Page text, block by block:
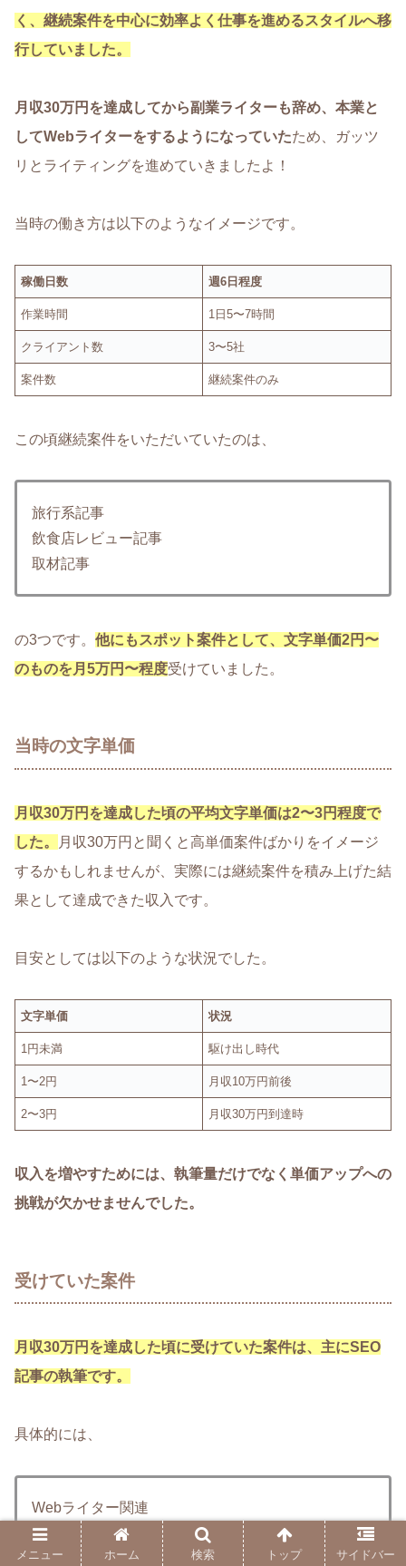
く、継続案件を中心に効率よく仕事を進めるスタイルへ移
行していました。
月収30万円を達成してから副業ライターも辞め、本業と
してWebライターをするようになっていたため、ガッツ
リとライティングを進めていきましたよ！
当時の働き方は以下のようなイメージです。
稼働日数 週6日程度
作業時間 1日5〜7時間
クライアント数 3〜5社
案件数 継続案件のみ
この頃継続案件をいただいていたのは、
旅行系記事
飲食店レビュー記事
取材記事
の3つです。 他にもスポット案件として、文字単価2円〜
のものを月5万円〜程度受けていました。
当時の文字単価
月収30万円を達成した頃の平均文字単価は2〜3円程度で
した。
月収30万円と聞くと高単価案件ばかりをイメージ
するかもしれませんが、実際には継続案件を積み上げた結
果として達成できた収入です。
目安としては以下のような状況でした。
文字単価 状況
1円未満 駆け出し時代
1〜2円 月収10万円前後
2〜3円 月収30万円到達時
収入を増やすためには、執筆量だけでなく単価アップへの
挑戦が欠かせませんでした。
受けていた案件
月収30万円を達成した頃に受けていた案件は、主にSEO
記事の執筆です。
具体的には、
Webライター関連
副業関連
転職関連
メニュー ホーム 検索 トップ サイドバー